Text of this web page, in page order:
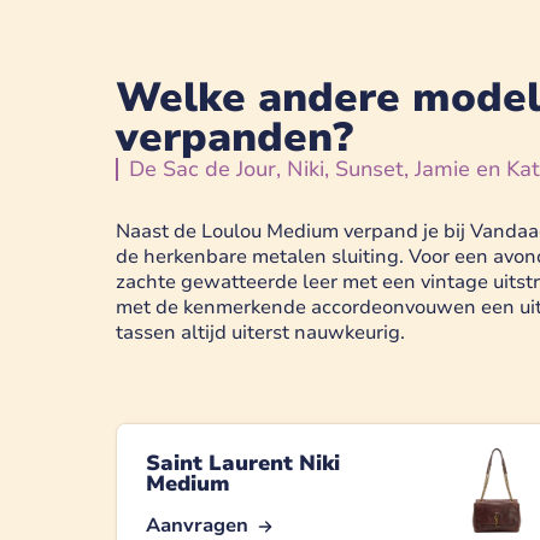
Welke andere
verpanden?
De Sac de Jour, Niki, Sunset, Jamie en
Naast de Loulou Medium verpand je bij
de herkenbare metalen sluiting. Voor een
zachte gewatteerde leer met een vintage
met de kenmerkende accordeonvouwen een
tassen altijd uiterst nauwkeurig.
Saint Laurent Niki
Medium
Aanvragen